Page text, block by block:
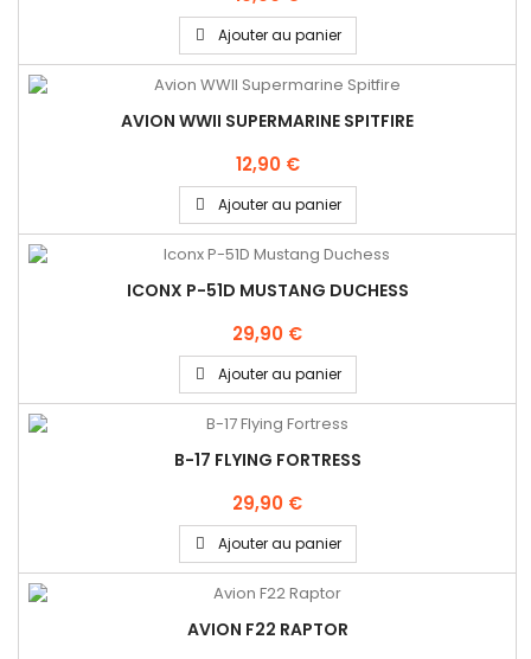
Ajouter au panier
AVION WWII SUPERMARINE SPITFIRE
12,90 €
Ajouter au panier
ICONX P-51D MUSTANG DUCHESS
29,90 €
Ajouter au panier
B-17 FLYING FORTRESS
29,90 €
Ajouter au panier
AVION F22 RAPTOR